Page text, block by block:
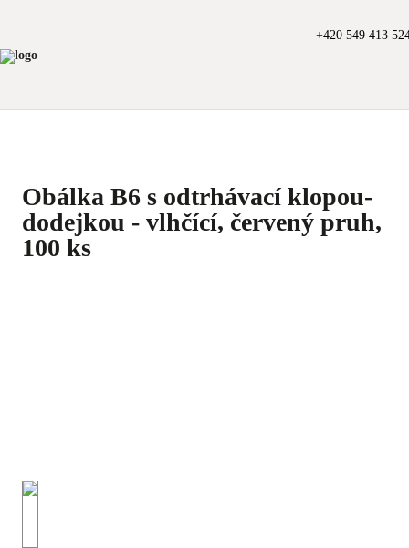
+420 549 413
Obálka B6 s odtrhávací klopou-
dodejkou - vlhčící, červený pruh,
100 ks